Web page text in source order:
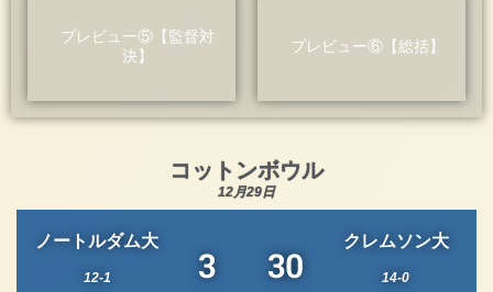
プレビュー⑤【監督対
決】
プレビュー⑥【総括】
コットンボウル
12月29日
ノートルダム大
12-1 3 30
クレムソン大
14-0